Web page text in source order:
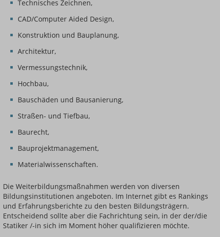
Technisches Zeichnen,
CAD/Computer Aided Design,
Konstruktion und Bauplanung,
Architektur,
Vermessungstechnik,
Hochbau,
Bauschäden und Bausanierung,
Straßen- und Tiefbau,
Baurecht,
Bauprojektmanagement,
Materialwissenschaften.
Die Weiterbildungsmaßnahmen werden von diversen
Bildungsinstitutionen angeboten. Im Internet gibt es Rankings
und Erfahrungsberichte zu den besten Bildungsträgern.
Entscheidend sollte aber die Fachrichtung sein, in der der/die
Statiker /-in sich im Moment höher qualifizieren möchte.